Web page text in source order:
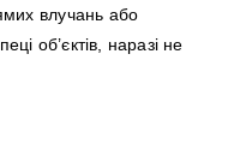
влучань або
об’єктів, наразі не